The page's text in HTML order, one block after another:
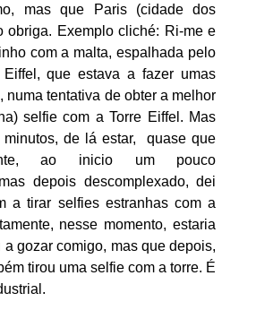
mas que Paris (cidade dos
obriga. Exemplo cliché: Ri-me e
com a malta, espalhada pelo
que estava a fazer umas
numa tentativa de obter a melhor
selfie com a Torre Eiffel. Mas
minutos, de lá estar, quase que
ao inicio um pouco
depois descomplexado, dei
a tirar selfies estranhas com a
nesse momento, estaria
gozar comigo, mas que depois,
tirou uma selfie com a torre. É